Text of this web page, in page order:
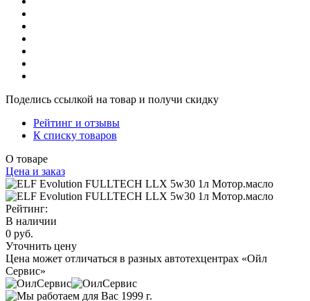
Поделись ссылкой на товар и получи скидку
Рейтинг и отзывы
К списку товаров
О товаре
Цена и заказ
Рейтинг:
В наличии
0 руб.
Уточнить цену
Цена может отличаться в разных автотехцентрах «Ойл
Сервис»